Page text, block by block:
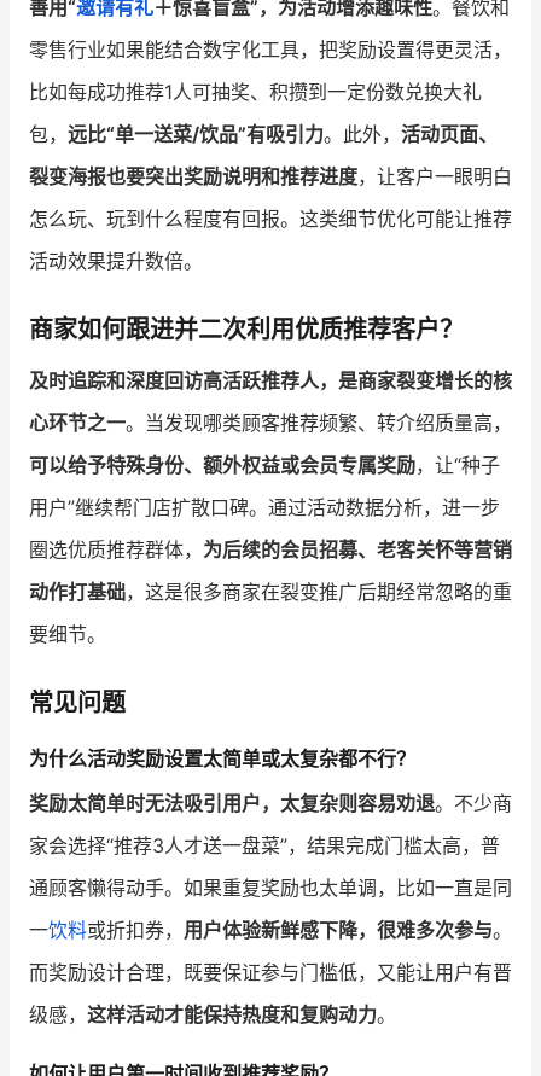
善用“邀请有礼＋惊喜盲盒”，为活动增添趣味性。餐饮和
零售行业如果能结合数字化工具，把奖励设置得更灵活，
比如每成功推荐1人可抽奖、积攒到一定份数兑换大礼
包， 远比“单一送菜/饮品”有吸引力。此外， 活动页面、
裂变海报也要突出奖励说明和推荐进度，让客户一眼明白
怎么玩、玩到什么程度有回报。这类细节优化可能让推荐
活动效果提升数倍。
商家如何跟进并二次利用优质推荐客户？
及时追踪和深度回访高活跃推荐人，是商家裂变增长的核
心环节之一。当发现哪类顾客推荐频繁、转介绍质量高，
可以给予特殊身份、额外权益或会员专属奖励，让“种子
用户”继续帮门店扩散口碑。通过活动数据分析，进一步
圈选优质推荐群体， 为后续的会员招募、老客关怀等营销
动作打基础，这是很多商家在裂变推广后期经常忽略的重
要细节。
常见问题
为什么活动奖励设置太简单或太复杂都不行？
奖励太简单时无法吸引用户，太复杂则容易劝退。不少商
家会选择“推荐3人才送一盘菜”，结果完成门槛太高，普
通顾客懒得动手。如果重复奖励也太单调，比如一直是同
一饮料或折扣券， 用户体验新鲜感下降，很难多次参与。
而奖励设计合理，既要保证参与门槛低，又能让用户有晋
级感， 这样活动才能保持热度和复购动力。